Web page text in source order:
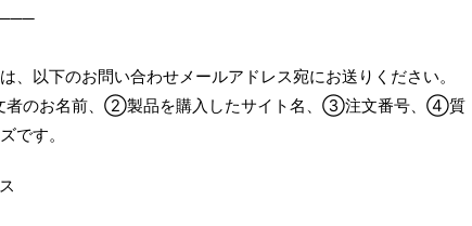
、以下のお問い合わせメールアドレス宛にお送りください。
者のお名前、②製品を購入したサイト名、③注文番号、④質
です。